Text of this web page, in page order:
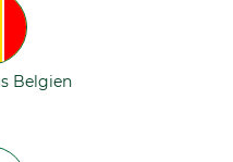
Belgien